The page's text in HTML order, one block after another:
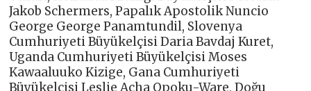
Jakob Schermers, Papalık Apostolik Nuncio
George George Panamtundil, Slovenya
Cumhuriyeti Büyükelçisi Daria Bavdaj Kuret,
Uganda Cumhuriyeti Büyükelçisi Moses
Kawaaluuko Kizige, Gana Cumhuriyeti
Büyükelçisi Leslie Acha Opoku-Ware, Doğu